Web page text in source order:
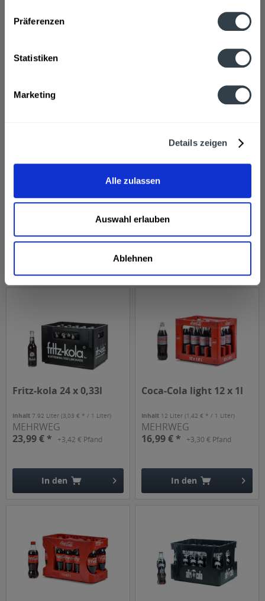
Präferenzen
Statistiken
Marketing
Details zeigen
Alle zulassen
Auswahl erlauben
Ablehnen
Inhalt4.8 Liter(3,96 € * / 1 Liter)
+5,10 € Pfand
Hinzugefügt
im Kasten
Inhalt6 Liter(1,33 € * / 1 Liter)
7,99 € *
Fritz-kola 24 x 0,33l
Inhalt7.92 Liter(3,03 € * / 1 Liter)
MEHRWEG
23,99 € *
+3,42 € Pfand
In den
Coca-Cola light 12 x 1l
Inhalt 12 Liter(1,42 € * / 1 Liter)
MEHRWEG
16,99 € *
+3,30 € Pfand
In den